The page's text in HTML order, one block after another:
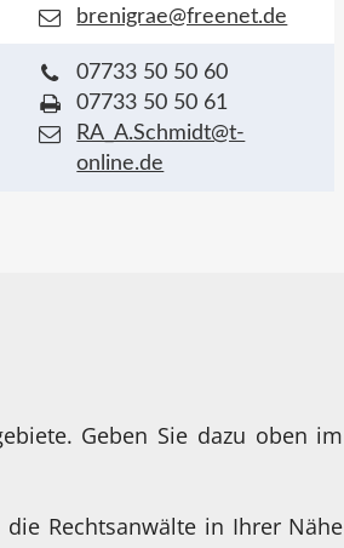
brenigrae@freenet.de
07733 50 50 60
07733 50 50 61
RA_A.Schmidt@t-
online.de
Geben Sie dazu oben im
Rechtsanwälte in Ihrer Nähe